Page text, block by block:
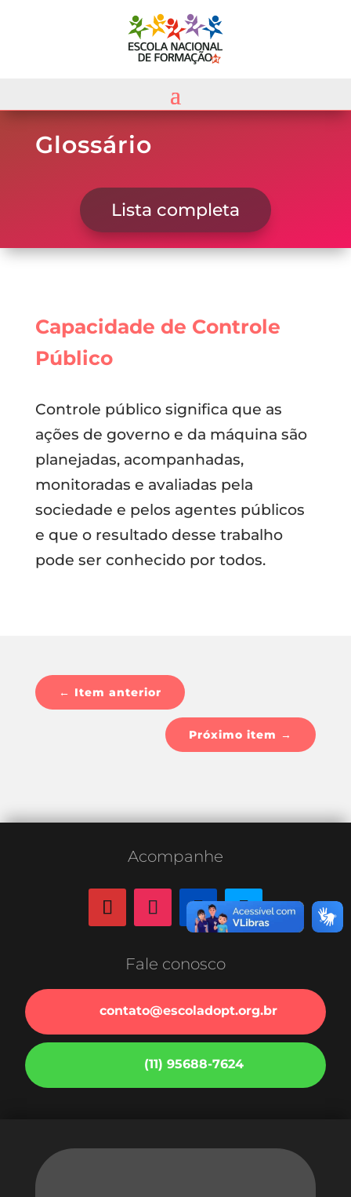
Glossário
Lista completa
Capacidade de Controle
Público
Controle público significa que as
ações de governo e da máquina são
planejadas, acompanhadas,
monitoradas e avaliadas pela
sociedade e pelos agentes públicos
e que o resultado desse trabalho
pode ser conhecido por todos.
← Item anterior
Próximo item →
Acompanhe
Fale conosco
contato@escoladopt.org.br
(11) 95688-7624